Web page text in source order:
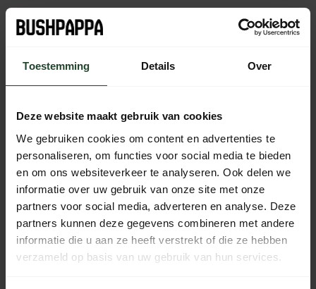
Toestemming Details Over
Deze website maakt gebruik van cookies
We gebruiken cookies om content en advertenties te
personaliseren, om functies voor social media te bieden
en om ons websiteverkeer te analyseren. Ook delen we
informatie over uw gebruik van onze site met onze
partners voor social media, adverteren en analyse. Deze
partners kunnen deze gegevens combineren met andere
informatie die u aan ze heeft verstrekt of die ze hebben
verzameld op basis van uw gebruik van hun services.
Kostenloser Versand ab 90 € (NL, BE & DE)
selben Tag versandt.
Jeden Tag von 10:00 bis 20:00 Uhr per Chat, Telefon oder
E-Mail erreichbar.
PRODUKTBESCHREIBUNG
EIGENSCHAFTEN